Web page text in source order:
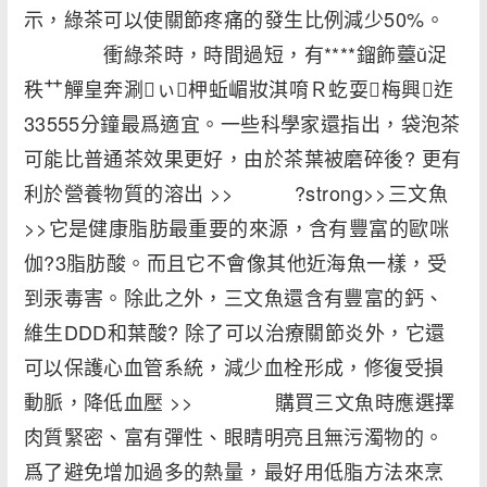
示，綠茶可以使關節疼痛的發生比例減少50%。
衝綠茶時，時間過短，有****鎦飾薹ǔ浞
秩艹觶皇奔涮ぃ柙蚯嵋妝淇唷Ｒ虼耍梅興迮
33555分鐘最爲適宜。一些科學家還指出，袋泡茶
可能比普通茶效果更好，由於茶葉被磨碎後? 更有
利於營養物質的溶出 >> ?strong>>三文魚
>>它是健康脂肪最重要的來源，含有豐富的歐咪
伽?3脂肪酸。而且它不會像其他近海魚一樣，受
到汞毒害。除此之外，三文魚還含有豐富的鈣、
維生DDD和葉酸? 除了可以治療關節炎外，它還
可以保護心血管系統，減少血栓形成，修復受損
動脈，降低血壓 >> 購買三文魚時應選擇
肉質緊密、富有彈性、眼睛明亮且無污濁物的。
爲了避免增加過多的熱量，最好用低脂方法來烹